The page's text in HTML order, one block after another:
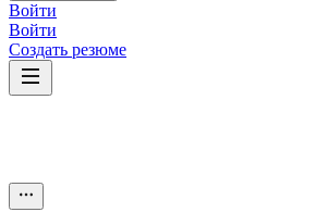
Войти
Войти
Создать резюме